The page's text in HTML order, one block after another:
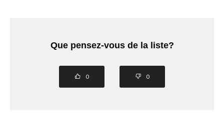
Que pensez-vous de la liste?
0 0